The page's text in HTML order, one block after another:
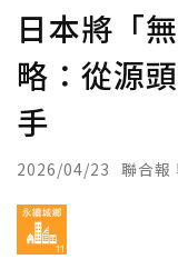
日本將「
略：從源
手
2026/04/23 聯合報